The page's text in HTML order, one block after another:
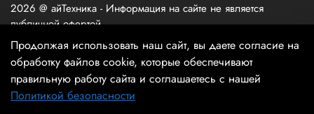
В корзину
2026 @ айТехника - Информация на сайте не является
публичной офертой
Продолжая использовать наш сайт, вы даете согласие на
обработку файлов cookie, которые обеспечивают
правильную работу сайта и соглашаетесь с нашей
Политикой безопасности